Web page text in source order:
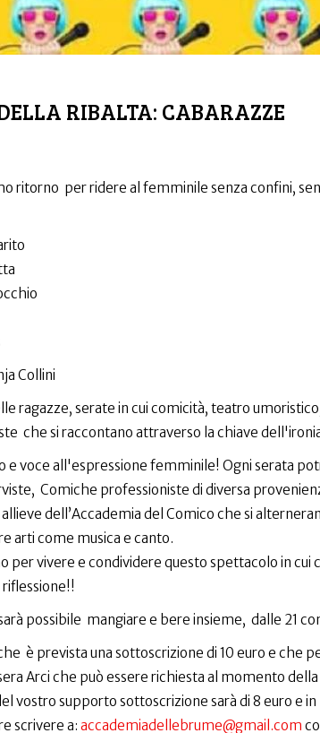
RIBALTA: CABARAZZE
ritorno per ridere al femminile senza confini,
Collini
ragazze, serate in cui comicità, teatro
che si raccontano attraverso la chiave
e voce all'espressione femminile! Ogni serata
Comiche professioniste di diversa
dell’Accademia del Comico che si
arti come musica e canto.
per vivere e condividere questo spettacolo in cui
possibile mangiare e bere insieme, dalle 21
è prevista una sottoscrizione di 10 euro e che
Arci che può essere richiesta al momento
vostro supporto sottoscrizione sarà di 8 euro e
scrivere a: accademiadellebrume@gmail.com